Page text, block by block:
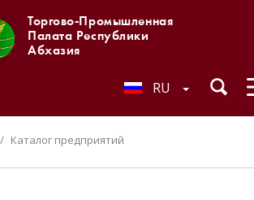
Торгово-Промышленная
Палата Республики
Абхазия
RU
Каталог предприятий